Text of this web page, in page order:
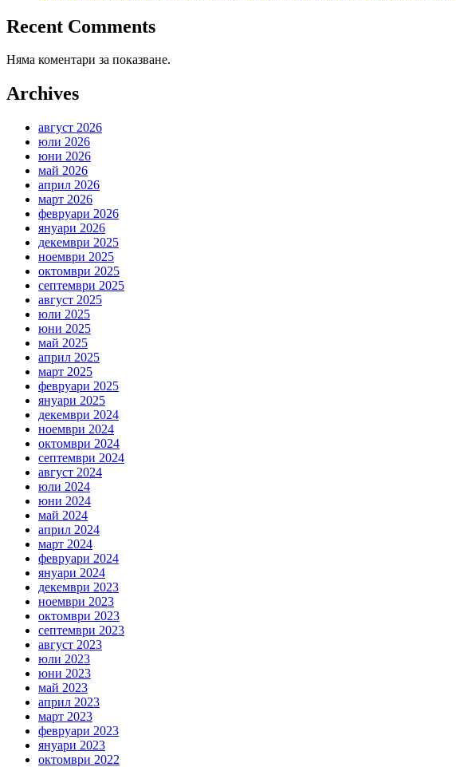
Recent Comments
Няма коментари за показване.
Archives
август 2026
юли 2026
юни 2026
май 2026
април 2026
март 2026
февруари 2026
януари 2026
декември 2025
ноември 2025
октомври 2025
септември 2025
август 2025
юли 2025
юни 2025
май 2025
април 2025
март 2025
февруари 2025
януари 2025
декември 2024
ноември 2024
октомври 2024
септември 2024
август 2024
юли 2024
юни 2024
май 2024
април 2024
март 2024
февруари 2024
януари 2024
декември 2023
ноември 2023
октомври 2023
септември 2023
август 2023
юли 2023
юни 2023
май 2023
април 2023
март 2023
февруари 2023
януари 2023
октомври 2022